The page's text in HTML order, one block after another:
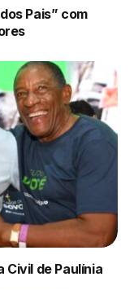
Pais” com
de Paulínia